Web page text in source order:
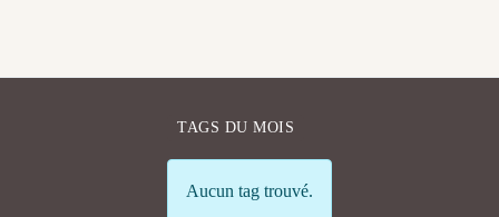
TAGS DU MOIS
Info
Aucun tag trouvé.